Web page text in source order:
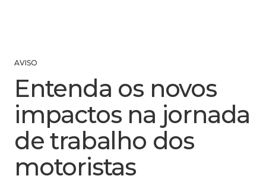
AVISO
Entenda os novos
impactos na jornada
de trabalho dos
motoristas